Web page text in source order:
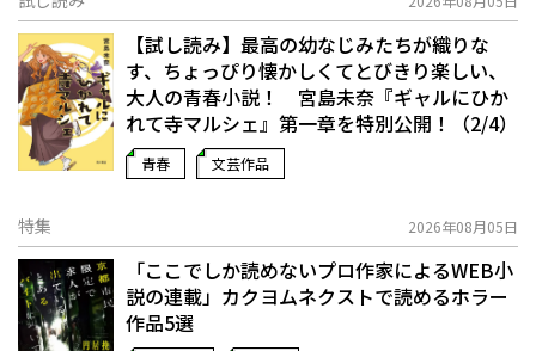
【試し読み】最高の幼なじみたちが織りな
す、ちょっぴり懐かしくてとびきり楽しい、
大人の青春小説！ 宮島未奈『ギャルにひか
れて寺マルシェ』第一章を特別公開！（2/4）
青春 文芸作品
特集 2026年08月05日
「ここでしか読めないプロ作家によるWEB小
説の連載」――カクヨムネクストで読めるホラー
作品5選